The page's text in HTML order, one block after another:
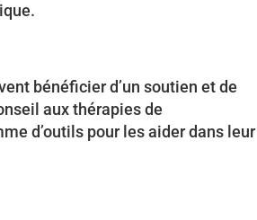
bénéficier d’un soutien et de
aux thérapies de
d’outils pour les aider dans leur